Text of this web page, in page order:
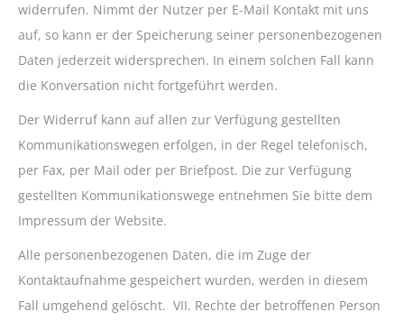
widerrufen. Nimmt der Nutzer per E-Mail Kontakt mit uns
auf, so kann er der Speicherung seiner personenbezogenen
Daten jederzeit widersprechen. In einem solchen Fall kann
die Konversation nicht fortgeführt werden.
Der Widerruf kann auf allen zur Verfügung gestellten
Kommunikationswegen erfolgen, in der Regel telefonisch,
per Fax, per Mail oder per Briefpost. Die zur Verfügung
gestellten Kommunikationswege entnehmen Sie bitte dem
Impressum der Website.
Alle personenbezogenen Daten, die im Zuge der
Kontaktaufnahme gespeichert wurden, werden in diesem
Fall umgehend gelöscht. VII. Rechte der betroffenen Person